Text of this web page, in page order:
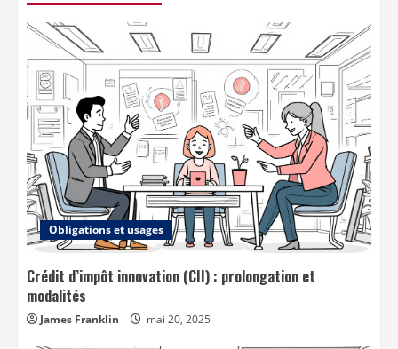
Obligations et usages
Crédit d’impôt innovation (CII) : prolongation et
modalités
James Franklin mai 20, 2025